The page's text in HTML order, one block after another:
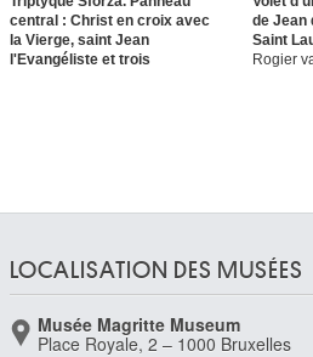
central : Christ en croix avec
la Vierge, saint Jean
l'Evangéliste et trois
volet droit : Saint Georges et
de)
de Jean
Saint
Rogier
LOCALISATION DES MUSÉES
Musée Magritte Museum
Place Royale, 2 – 1000 Bruxelles